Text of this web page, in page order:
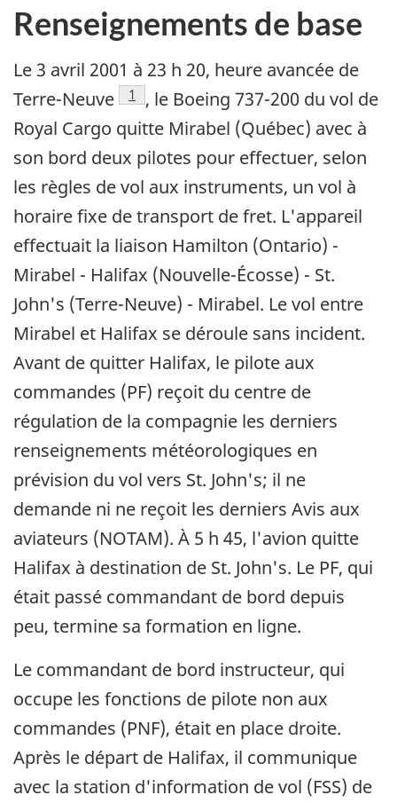
Renseignements de base
Le 3 avril 2001 à 23 h 20, heure avancée de
Terre-Neuve
Note de bas de page
1
, le Boeing 737-200 du vol de
Royal Cargo quitte Mirabel (Québec) avec à
son bord deux pilotes pour effectuer, selon
les règles de vol aux instruments, un vol à
horaire fixe de transport de fret. L'appareil
effectuait la liaison Hamilton (Ontario) -
Mirabel - Halifax (Nouvelle-Écosse) - St.
John's (Terre-Neuve) - Mirabel. Le vol entre
Mirabel et Halifax se déroule sans incident.
Avant de quitter Halifax, le pilote aux
commandes (PF) reçoit du centre de
régulation de la compagnie les derniers
renseignements météorologiques en
prévision du vol vers St. John's; il ne
demande ni ne reçoit les derniers Avis aux
aviateurs (NOTAM). À 5 h 45, l'avion quitte
Halifax à destination de St. John's. Le PF, qui
était passé commandant de bord depuis
peu, termine sa formation en ligne.
Le commandant de bord instructeur, qui
occupe les fonctions de pilote non aux
commandes (PNF), était en place droite.
Après le départ de Halifax, il communique
avec la station d'information de vol (FSS) de